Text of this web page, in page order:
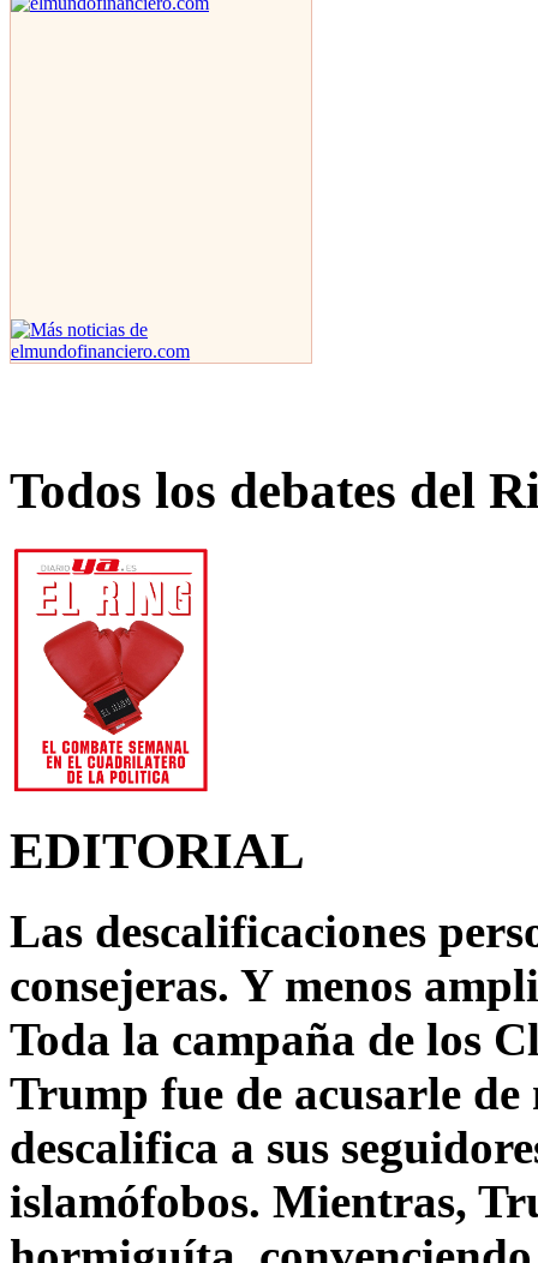
Todos los debates del
EDITORIAL
Las descalificaciones
consejeras. Y menos
Toda la campaña de los
Trump fue de acusarle
descalifica a sus
islamófobos. Mientras,